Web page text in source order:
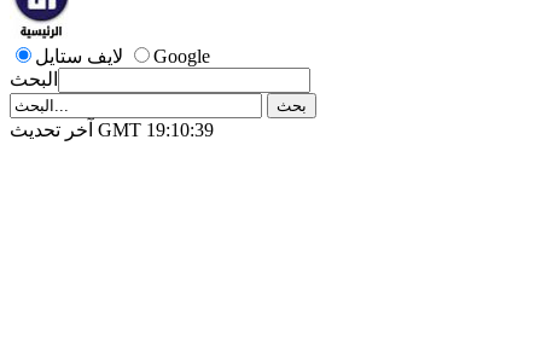
لايف ستايل
Google
البحث
آخر تحديث GMT 19:10:39